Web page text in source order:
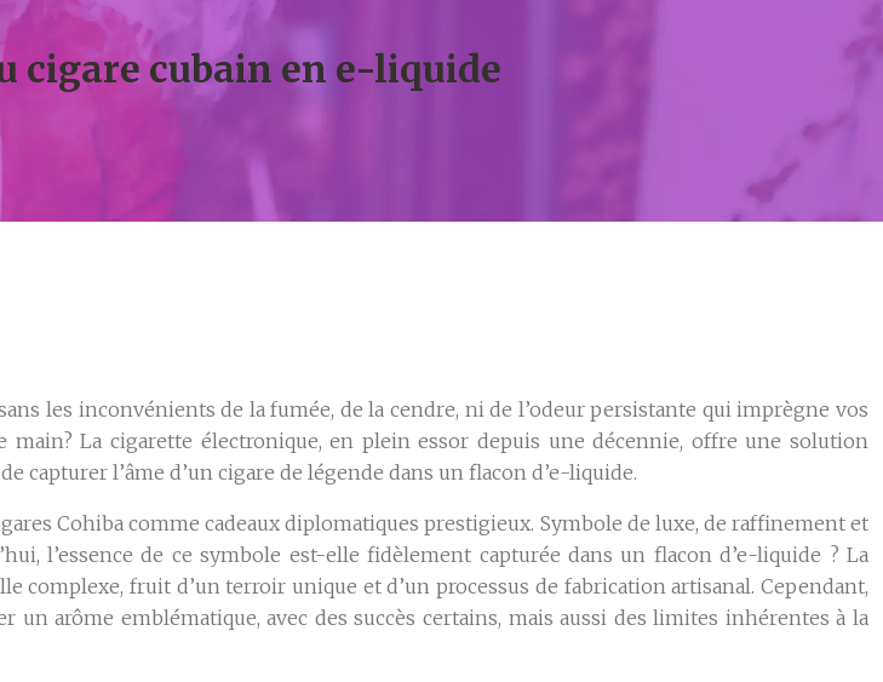
cigare cubain en e-liquide
les inconvénients de la fumée, de la cendre, ni de l’odeur persistante qui imprègne vos
La cigarette électronique, en plein essor depuis une décennie, offre une solution
capturer l’âme d’un cigare de légende dans un flacon d’e-liquide.
Cohiba comme cadeaux diplomatiques prestigieux. Symbole de luxe, de raffinement et
l’essence de ce symbole est-elle fidèlement capturée dans un flacon d’e-liquide ? La
complexe, fruit d’un terroir unique et d’un processus de fabrication artisanal. Cependant,
arôme emblématique, avec des succès certains, mais aussi des limites inhérentes à la